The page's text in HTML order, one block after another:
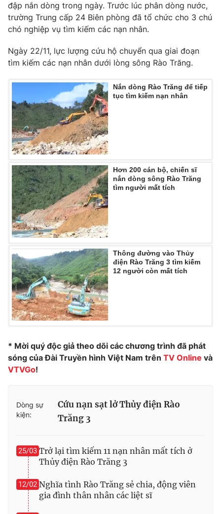
VTV4 Vươn mình bằng AI
Liên hệ tòa soạn English
THỜI BÁO VTV
Theo dõi báo trên
Cơ quan chủ quản:Đài Truyền hình Việt Nam
Cơ quan báo chí:Thời báo VTV
Giấy phép hoạt động báo in và báo điện tử số 483/GP-BTTTT
cấp ngày 29/12/2023
Tổng Biên tập:Vũ Thanh Thủy
Phó Tổng Biên tập:Nguyễn Thị Mỹ Hạnh, Phạm Quốc Thắng,
Nguyễn Trọng Ninh
Tổng đài VTV:024.38 355 931 - 024.38 355 932
Ðiện thoại Thời báo VTV:024.66 897 897
Email:toasoan@vtv.vn
Liên hệ quảng cáo:024-7300.7108
® Cấm sao chép dưới mọi hình thức nếu không có sự chấp
thuận bằng văn bản. Ghi rõ nguồn VTV.vn khi phát hành lại
thông tin từ website này.
đập nắn dòng trong ngày. Trước lúc phân dòng nước,
trường Trung cấp 24 Biên phòng đã tổ chức cho 3 chú
chó nghiệp vụ tìm kiếm các nạn nhân.
Ngày 22/11, lực lượng cứu hộ chuyển qua giai đoạn
tìm kiếm các nạn nhân dưới lòng sông Rào Trăng.
Nắn dòng Rào Trăng để tiếp
tục tìm kiếm nạn nhân
Hơn 200 cán bộ, chiến sĩ
nắn dòng sông Rào Trăng
tìm người mất tích
Thông đường vào Thủy
điện Rào Trăng 3 tìm kiếm
12 người còn mất tích
* Mời quý độc giả theo dõi các chương trình đã phát
sóng của Đài Truyền hình Việt Nam trên TV Online và
VTVGo!
Dòng sự
kiện:
Cứu nạn sạt lở Thủy điện Rào
Trăng 3
25/03 Trở lại tìm kiếm 11 nạn nhân mất tích ở
Thủy điện Rào Trăng 3
12/02 Nghĩa tình Rào Trăng sẻ chia, động viên
gia đình thân nhân các liệt sĩ